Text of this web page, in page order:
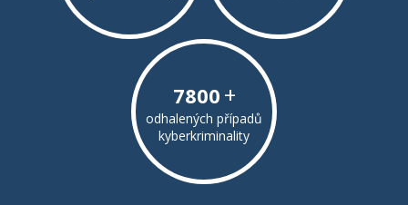
7800 +
odhalených případů
kyberkriminality